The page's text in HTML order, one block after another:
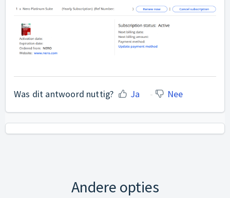
Was dit antwoord nuttig? Ja Nee
Andere opties